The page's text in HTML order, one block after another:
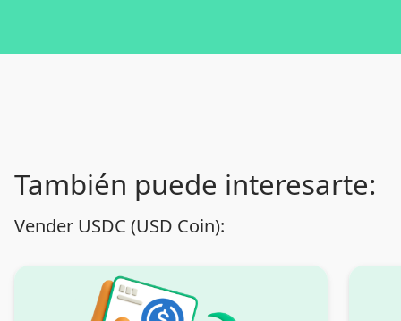
También puede interesarte:
Vender USDC (USD Coin):